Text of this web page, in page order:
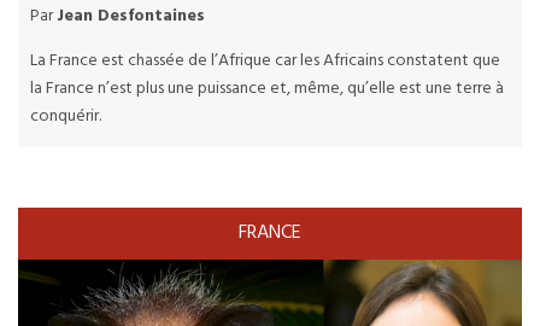
ParJean Desfontaines
La France est chassée de l’Afrique car les Africains constatent que
la France n’est plus une puissance et, même, qu’elle est une terre à
conquérir.
FRANCE